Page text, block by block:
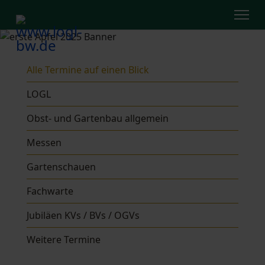
Alle Termine auf einen Blick
LOGL
Obst- und Gartenbau allgemein
Messen
Gartenschauen
Fachwarte
Jubiläen KVs / BVs / OGVs
Weitere Termine